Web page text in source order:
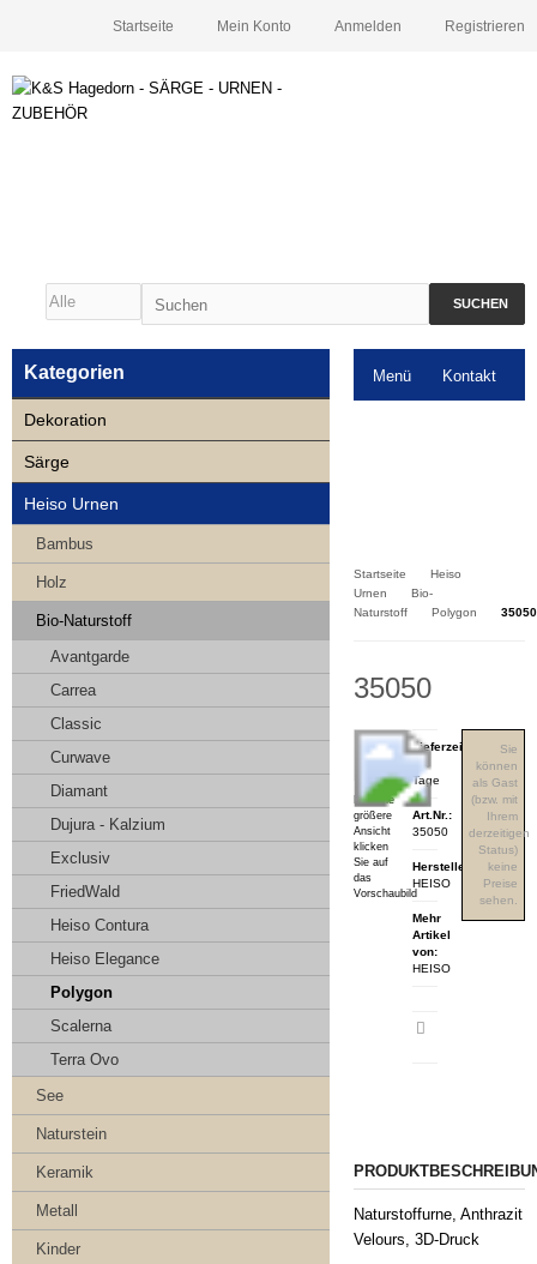
Registrieren
Anmelden
Mein Konto
Startseite
SUCHEN
Menü Kontakt
Startseite
Heiso
Urnen
Bio-
Naturstoff
Polygon 35050
35050
Für eine
größere
Ansicht
klicken
Sie auf
das
Vorschaubild
Sie
können
als Gast
(bzw. mit
Ihrem
derzeitigen
Status)
keine
Preise
sehen.
Lieferzeit:
3-4
Tage
Art.Nr.:
35050
Hersteller:
HEISO
Mehr
Artikel
von:
HEISO
Naturstoffurne, Anthrazit
Velours, 3D-Druck
Kategorien
Dekoration
Särge
Heiso Urnen
Bambus
Holz
Bio-Naturstoff
Avantgarde
Carrea
Classic
Curwave
Diamant
Dujura - Kalzium
Exclusiv
FriedWald
Heiso Contura
Heiso Elegance
Polygon
Scalerna
Terra Ovo
See
Naturstein
Keramik
Metall
Kinder